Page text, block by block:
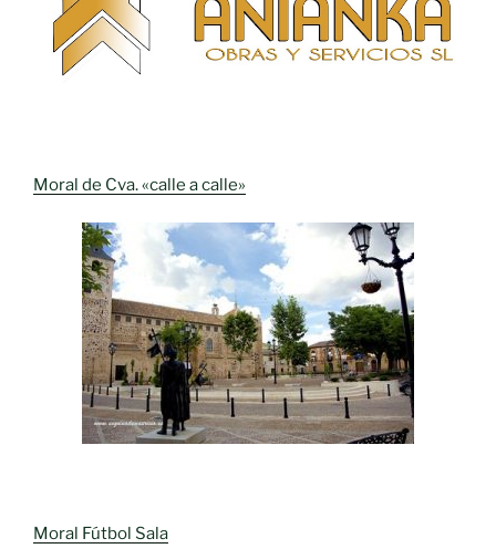
Moral de Cva. «calle a calle»
Moral Fútbol Sala